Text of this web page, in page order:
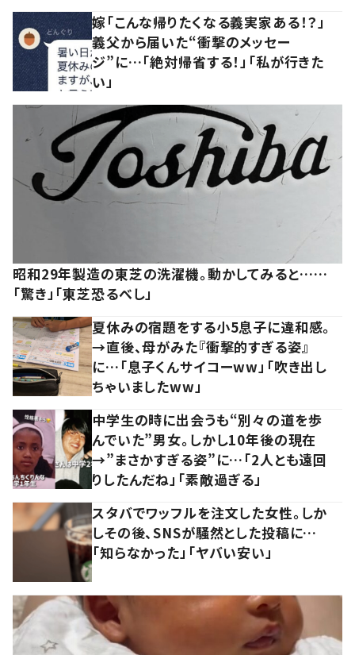
嫁「こんな帰りたくなる義実家ある！？」
義父から届いた“衝撃のメッセー
ジ”に…「絶対帰省する！」「私が行きた
い」
昭和29年製造の東芝の洗濯機。動かしてみると……
「驚き」「東芝恐るべし」
夏休みの宿題をする小5息子に違和感。
→直後、母がみた『衝撃的すぎる姿』
に…「息子くんサイコーww」「吹き出し
ちゃいましたww」
中学生の時に出会うも“別々の道を歩
んでいた”男女。しかし10年後の現在
→”まさかすぎる姿”に…「2人とも遠回
りしたんだね」「素敵過ぎる」
スタバでワッフルを注文した女性。しか
しその後、SNSが騒然とした投稿に…
「知らなかった」「ヤバい安い」